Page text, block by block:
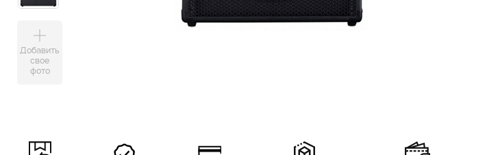
Добавить
свое
фото